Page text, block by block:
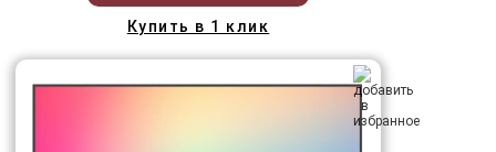
Купить в 1 клик